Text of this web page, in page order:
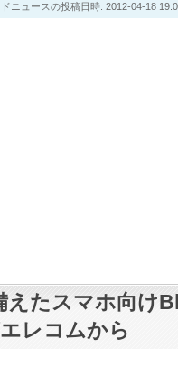
ニュースの投稿日時: 2012-04-18
えたスマホ向け
レコムから